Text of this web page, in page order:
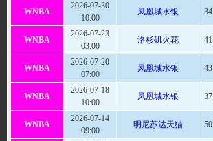
WNBA
2026-07-30
10:00
凤凰城水银
WNBA
2026-07-23
03:00
洛杉矶火花
WNBA
2026-07-20
07:00
凤凰城水银 43
WNBA
2026-07-18
10:00
凤凰城水银
WNBA
2026-07-14
09:00
明尼苏达天猫 50